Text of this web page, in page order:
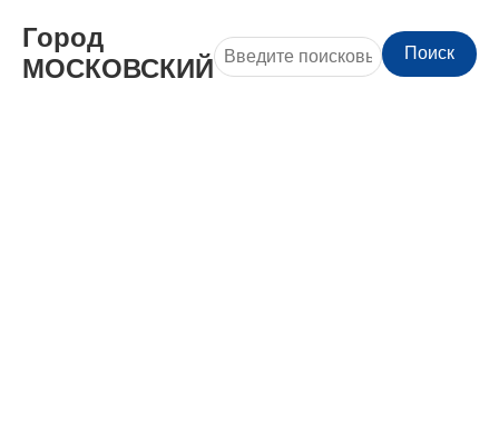
Город
МОСКОВСКИЙ
Поиск